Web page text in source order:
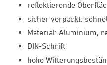
reflektierende
sicher verpackt,
Material: Aluminium,
DIN-Schrift
hohe